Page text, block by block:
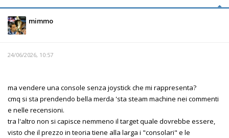
mimmo
24/06/2026, 10:57
ma vendere una console senza joystick che mi rappresenta?
cmq si sta prendendo bella merda 'sta steam machine nei commenti
e nelle recensioni.
tra l'altro non si capisce nemmeno il target quale dovrebbe essere,
visto che il prezzo in teoria tiene alla larga i "consolari" e le